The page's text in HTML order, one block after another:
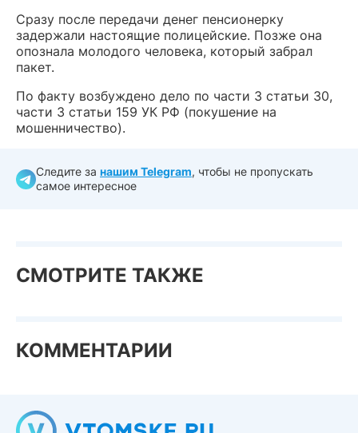
Сразу после передачи денег пенсионерку
задержали настоящие полицейские. Позже она
опознала молодого человека, который забрал
пакет.
По факту возбуждено дело по части 3 статьи 30,
части 3 статьи 159 УК РФ (покушение на
мошенничество).
Следите за нашим Telegram, чтобы не пропускать
самое интересное
СМОТРИТЕ ТАКЖЕ
КОММЕНТАРИИ